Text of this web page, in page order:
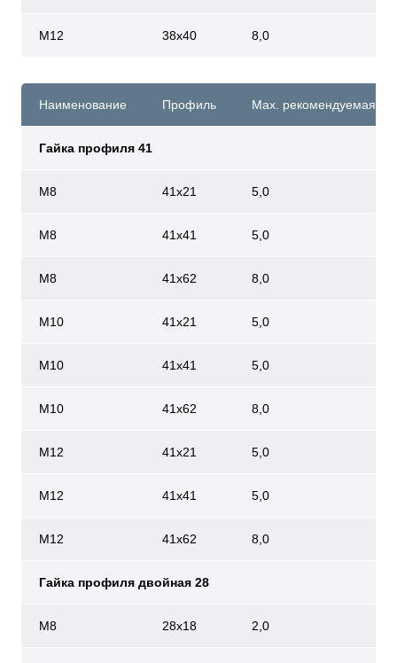
М12 38х40 8,0
Наименование Профиль Мах. рекомендуемая
Гайка профиля 41
М8 41х21 5,0
М8 41х41 5,0
М8 41х62 8,0
М10 41х21 5,0
М10 41х41 5,0
М10 41х62 8,0
М12 41х21 5,0
М12 41х41 5,0
М12 41х62 8,0
Гайка профиля двойная 28
М8 28х18 2,0